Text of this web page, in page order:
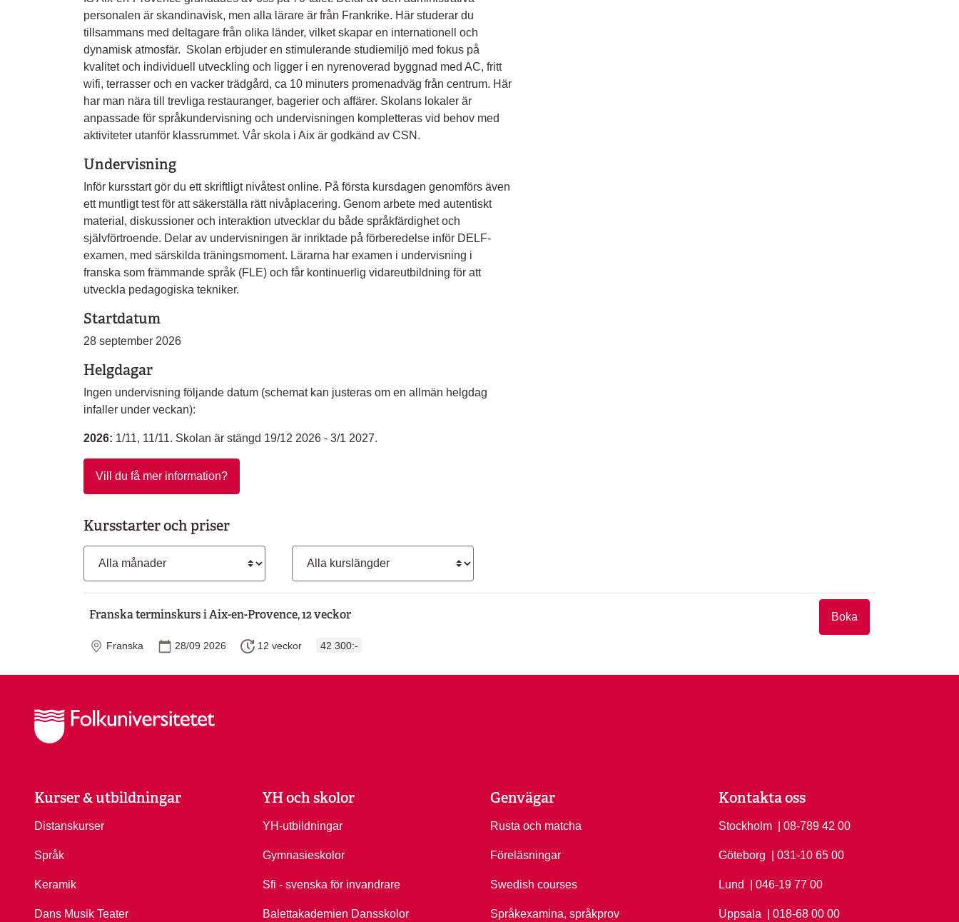
personalen är skandinavisk, men alla lärare är från Frankrike. Här studerar du
tillsammans med deltagare från olika länder, vilket skapar en internationell och
dynamisk atmosfär. Skolan erbjuder en stimulerande studiemiljö med fokus på
kvalitet och individuell utveckling och ligger i en nyrenoverad byggnad med AC, fritt
wifi, terrasser och en vacker trädgård, ca 10 minuters promenadväg från centrum. Här
har man nära till trevliga restauranger, bagerier och affärer. Skolans lokaler är
anpassade för språkundervisning och undervisningen kompletteras vid behov med
aktiviteter utanför klassrummet. Vår skola i Aix är godkänd av CSN.
Undervisning
Inför kursstart gör du ett skriftligt nivåtest online. På första kursdagen genomförs även
ett muntligt test för att säkerställa rätt nivåplacering. Genom arbete med autentiskt
material, diskussioner och interaktion utvecklar du både språkfärdighet och
självförtroende. Delar av undervisningen är inriktade på förberedelse inför DELF-
examen, med särskilda träningsmoment. Lärarna har examen i undervisning i
franska som främmande språk (FLE) och får kontinuerlig vidareutbildning för att
utveckla pedagogiska tekniker.
Startdatum
28 september 2026
Helgdagar
Ingen undervisning följande datum (schemat kan justeras om en allmän helgdag
infaller under veckan):
2026: 1/11, 11/11. Skolan är stängd 19/12 2026 - 3/1 2027.
Vill du få mer information?
Kursstarter och priser
Franska terminskurs i Aix-en-Provence, 12 veckor Boka
Plats
Franska Startdatum
28/09 2026 Längd
12 veckor 42 300:-
Kurser & utbildningar
Distanskurser
Språk
Keramik
Dans Musik Teater
YH och skolor
YH-utbildningar
Gymnasieskolor
Sfi - svenska för invandrare
Balettakademien Dansskolor
Genvägar
Rusta och matcha
Föreläsningar
Swedish courses
Språkexamina, språkprov
Kontakta oss
Stockholm Ring Stockholm på
| 08-789 42 00
Göteborg Ring Göteborg på
| 031-10 65 00
Lund Ring Lund på
| 046-19 77 00
Uppsala Ring Uppsala på
| 018-68 00 00